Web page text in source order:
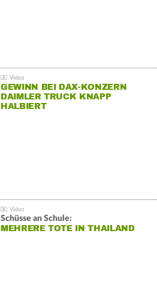
GEWINN BEI DAX-KONZERN
DAIMLER TRUCK KNAPP
HALBIERT
Schüsse an Schule:
MEHRERE TOTE IN THAILAND